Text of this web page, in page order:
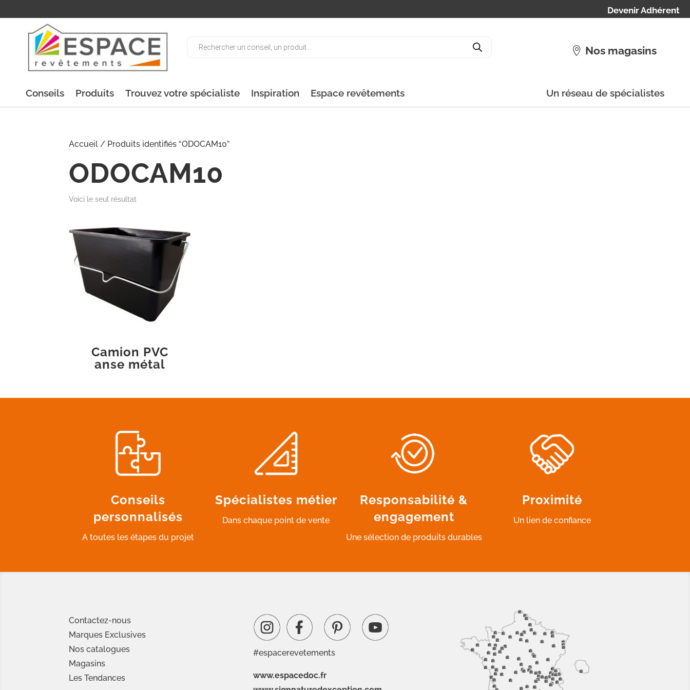
Devenir Adhérent
Nos magasins
Conseils Produits Trouvez votre spécialiste Inspiration Espace revêtements Un réseau de spécialistes
Accueil / Produits identifiés “ODOCAM10”
ODOCAM10
Voici le seul résultat
Camion PVC
anse métal
Conseils
personnalisés
A toutes les étapes du projet
Spécialistes métier
Dans chaque point de vente
Responsabilité &
engagement
Une sélection de produits durables
Proximité
Un lien de confiance
Contactez-nous
Marques Exclusives
Nos catalogues
Magasins
Les Tendances
#espacerevetements
www.espacedoc.fr